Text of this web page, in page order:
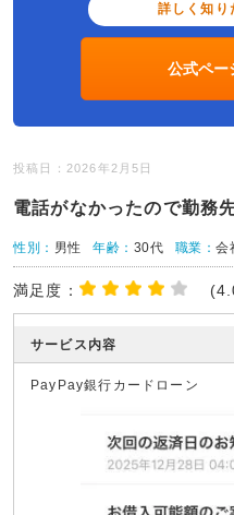
詳しく知り
公式ペー
投稿日：2026年2月5日
電話がなかったので勤務
性別： 男性 年齢： 30代 職業：会
満足度：
サービス内容
PayPay銀行カードローン